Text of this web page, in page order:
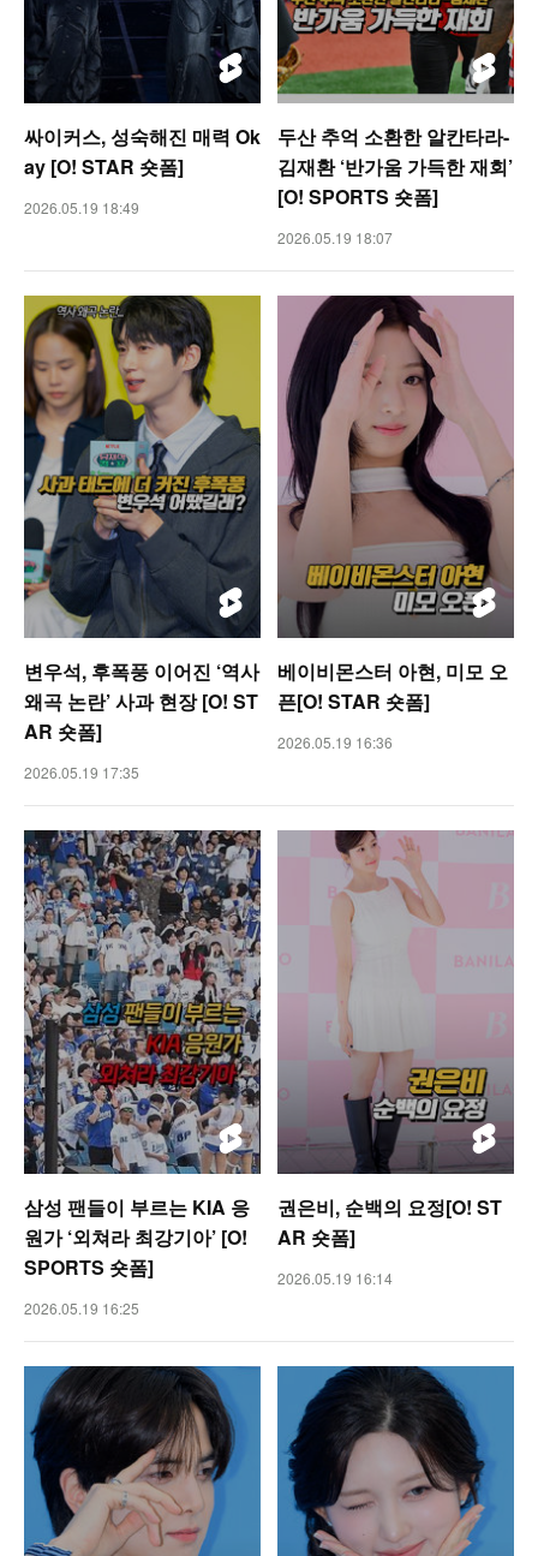
싸이커스, 성숙해진 매력 Ok
ay [O! STAR 숏폼]
2026.05.19 18:49
두산 추억 소환한 알칸타라-
김재환 ‘반가움 가득한 재회’
[O! SPORTS 숏폼]
2026.05.19 18:07
변우석, 후폭풍 이어진 ‘역사
왜곡 논란’ 사과 현장 [O! ST
AR 숏폼]
2026.05.19 17:35
베이비몬스터 아현, 미모 오
픈[O! STAR 숏폼]
2026.05.19 16:36
삼성 팬들이 부르는 KIA 응
원가 ‘외쳐라 최강기아’ [O!
SPORTS 숏폼]
2026.05.19 16:25
권은비, 순백의 요정[O! ST
AR 숏폼]
2026.05.19 16:14